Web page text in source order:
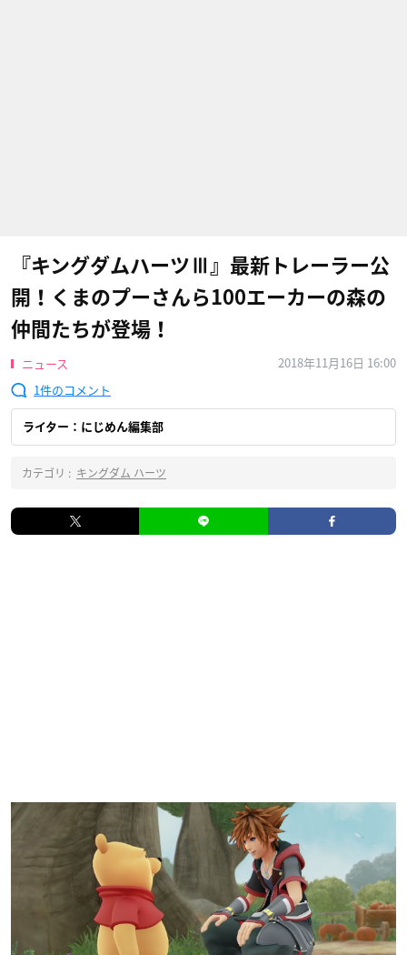
『キングダムハーツⅢ』最新トレーラー公
開！くまのプーさんら100エーカーの森の
仲間たちが登場！
ニュース
2018年11月16日 16:00
1
ライター：にじめん編集部
カテゴリ : キングダム ハーツ